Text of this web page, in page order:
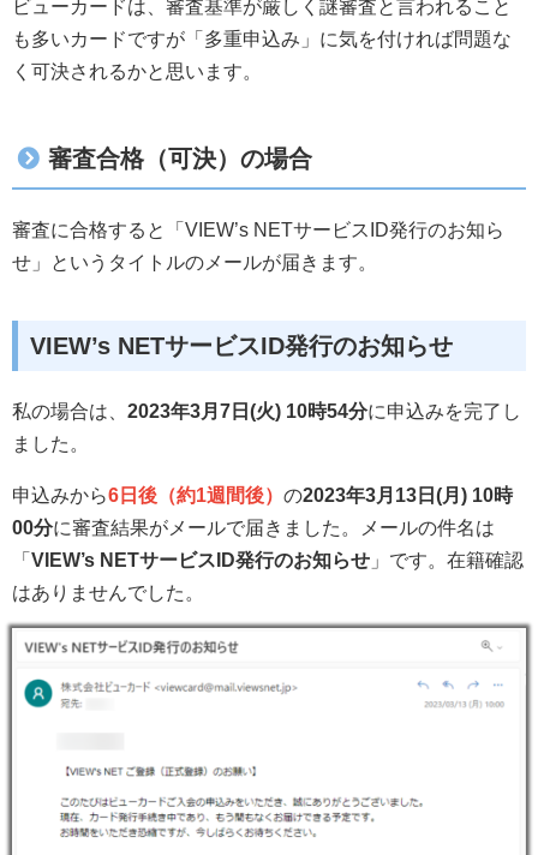
ビューカードは、審査基準が厳しく謎審査と言われること
も多いカードですが「多重申込み」に気を付ければ問題な
く可決されるかと思います。
審査合格（可決）の場合
審査に合格すると「VIEW’s NETサービスID発行のお知ら
せ」というタイトルのメールが届きます。
VIEW’s NETサービスID発行のお知らせ
私の場合は、 2023年3月7日(火) 10時54分に申込みを完了し
ました。
申込みから6日後（約1週間後） の2023年3月13日(月) 10時
00分に審査結果がメールで届きました。メールの件名は
「 VIEW’s NETサービスID発行のお知らせ 」です。在籍確認
はありませんでした。